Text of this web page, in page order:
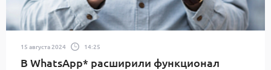
15 августа 2024 14:25
В WhatsApp* расширили функционал